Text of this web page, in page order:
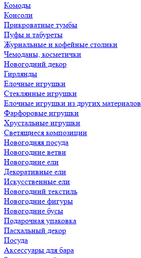
Комоды
Консоли
Прикроватные тумбы
Пуфы и табуреты
Журнальные и кофейные столики
Чемоданы, косметички
Новогодний декор
Гирлянды
Елочные игрушки
Стеклянные игрушки
Елочные игрушки из других материалов
Фарфоровые игрушки
Хрустальные игрушки
Светящиеся композиции
Новогодняя посуда
Новогодние ветви
Новогодние ели
Декоративные ели
Искусственные ели
Новогодний текстиль
Новогодние фигуры
Новогодние бусы
Подарочная упаковка
Пасхальный декор
Посуда
Аксессуары для бара